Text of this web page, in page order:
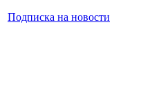
Подписка на новости